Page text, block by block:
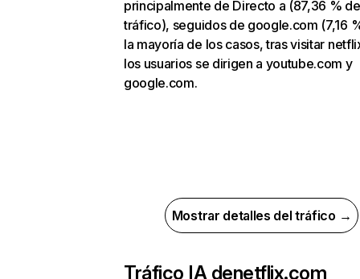
principalmente de Directo a (87,36 % de
tráfico), seguidos de google.com (7,16
la mayoría de los casos, tras visitar
los usuarios se dirigen a youtube.com y
google.com.
Mostrar detalles del tráfico →
Tráfico IA denetflix.com